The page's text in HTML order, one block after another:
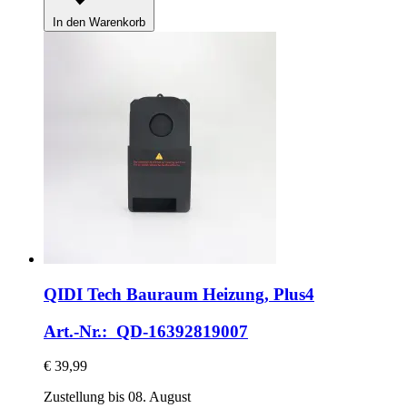
In den Warenkorb
QIDI Tech Bauraum Heizung, Plus4
Art.-Nr.: QD-16392819007
€ 39,99
Zustellung bis 08. August